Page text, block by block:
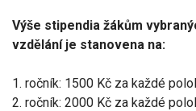
Výše stipendia žákům
vzdělání je stanovena na:
1. ročník: 1500 Kč za každé
2. ročník: 2000 Kč za každé